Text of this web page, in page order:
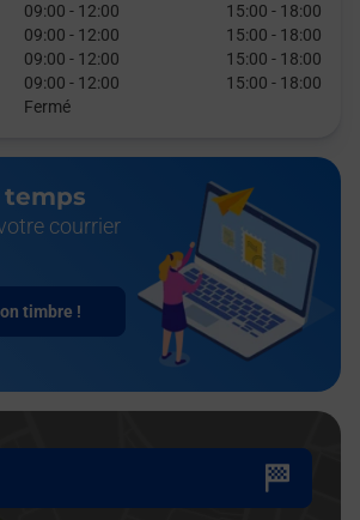
09:00 - 12:00 15:00 - 18:00
09:00 - 12:00 15:00 - 18:00
09:00 - 12:00 15:00 - 18:00
09:00 - 12:00 15:00 - 18:00
Fermé
temps
courrier
timbre !